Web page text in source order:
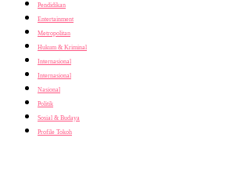
Pendidikan
Entertainment
Metropolitan
Hukum & Kriminal
Internasional
Internasional
Nasional
Politik
Sosial & Budaya
Profile Tokoh